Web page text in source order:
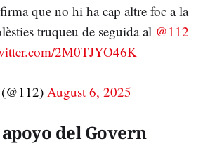
que no hi ha cap altre foc a la
truqueu de seguida al @112
2M0TJYO46K
August 6, 2025
del Govern